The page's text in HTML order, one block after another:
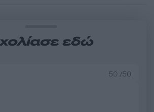
εδώ
50 /50